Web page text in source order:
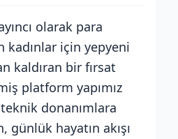
olarak para
kadınlar için yepyeni
kaldıran bir fırsat
platform yapımız
donanımlara
günlük hayatın akışı